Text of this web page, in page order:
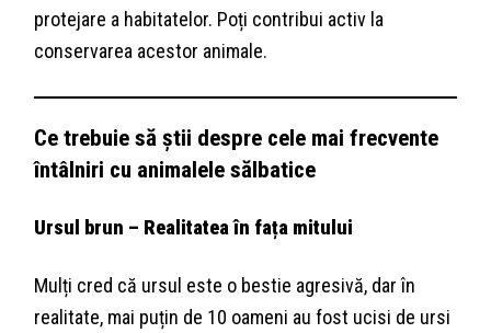
protejare a habitatelor. Poți contribui activ la
conservarea acestor animale.
Ce trebuie să știi despre cele mai frecvente
întâlniri cu animalele sălbatice
Ursul brun – Realitatea în fața mitului
Mulți cred că ursul este o bestie agresivă, dar în
realitate, mai puțin de 10 oameni au fost ucisi de ursi